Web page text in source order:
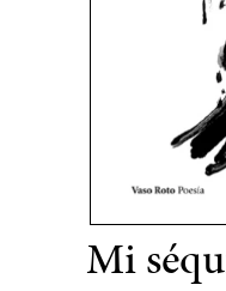
Mi